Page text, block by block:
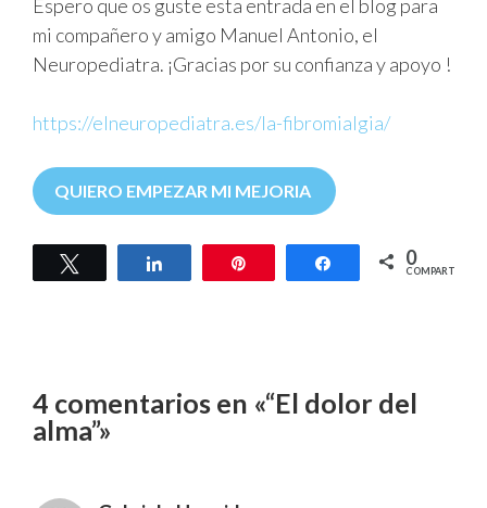
Espero que os guste esta entrada en el blog para
mi compañero y amigo Manuel Antonio, el
Neuropediatra. ¡Gracias por su confianza y apoyo !
https://elneuropediatra.es/la-fibromialgia/
QUIERO EMPEZAR MI MEJORIA
Twittear Compartir Compartir
0
COMPARTIR
4 comentarios en «“El dolor del
alma”»